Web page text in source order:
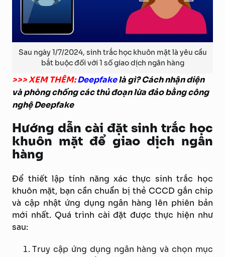
Sau ngày 1/7/2024, sinh trắc học khuôn mặt là yêu cầu
bắt buộc đối với 1 số giao dịch ngân hàng
>>> XEM THÊM:Deepfakelà gì? Cách nhận diện
và phòng chống các thủ đoạn lừa đảo bằng công
nghệ Deepfake
Hướng dẫn cài đặt sinh trắc học
khuôn mặt để giao dịch ngân
hàng
Để thiết lập tính năng xác thực sinh trắc học
khuôn mặt, bạn cần chuẩn bị thẻ CCCD gắn chip
và cập nhật ứng dụng ngân hàng lên phiên bản
mới nhất. Quá trình cài đặt được thực hiện như
sau:
Truy cập ứng dụng ngân hàng và chọn mục